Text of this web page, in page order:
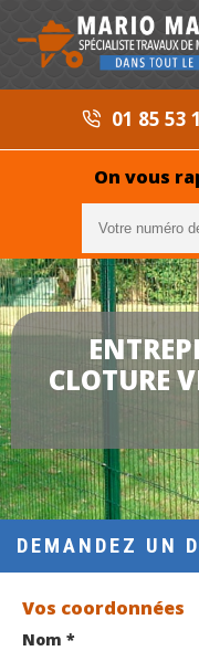
01 85 53
On vous
CLOTURE
DEMANDEZ UN
Vos coordonnées
Nom *